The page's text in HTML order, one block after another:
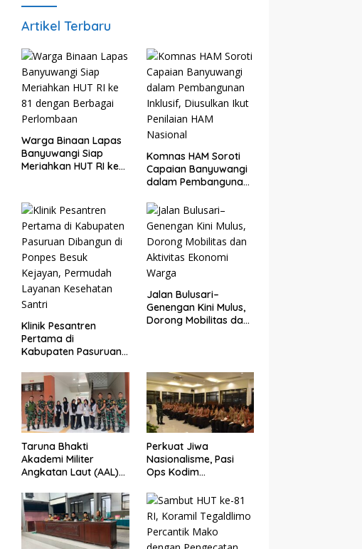
Artikel Terbaru
Warga Binaan Lapas
Banyuwangi Siap
Meriahkan HUT RI ke
Komnas HAM Soroti
Capaian Banyuwangi
dalam Pembangunan
Penilaian HAM
Nasional
Klinik Pesantren
Pertama di
Kabupaten Pasuruan
Besuk Kejayan,
Permudah Layanan
Kesehatan Santri
Jalan Bulusari–
Genengan Kini Mulus,
Dorong Mobilitas dan
Taruna Bhakti
Akademi Militer
Angkatan Laut (AAL)
0825/Banyuwangi
Wujudkan Generasi
Disiplin dan Berjiwa
Nasionalis
Perkuat Jiwa
Nasionalisme, Pasi
Ops Kodim
Bekali Calon
Paskibraka 2026
dengan Wawasan
Kebangsaan